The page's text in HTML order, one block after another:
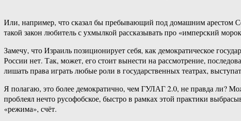
Или, например, что сказал бы пребывающий под домашним арестом
такой закон любитель с ухмылкой рассказывать про «имперский
Замечу, что Израиль позиционирует себя, как демократическое
России нет. Так, может, его стоит вынести на рассмотрение,
лишать права играть любые роли в государственных театрах,
Я полагаю, это более демократично, чем ГУЛАГ 2.0, не правда ли?
проблеял нечто русофобское, быстро в рамках этой практики
«режима», счёт.